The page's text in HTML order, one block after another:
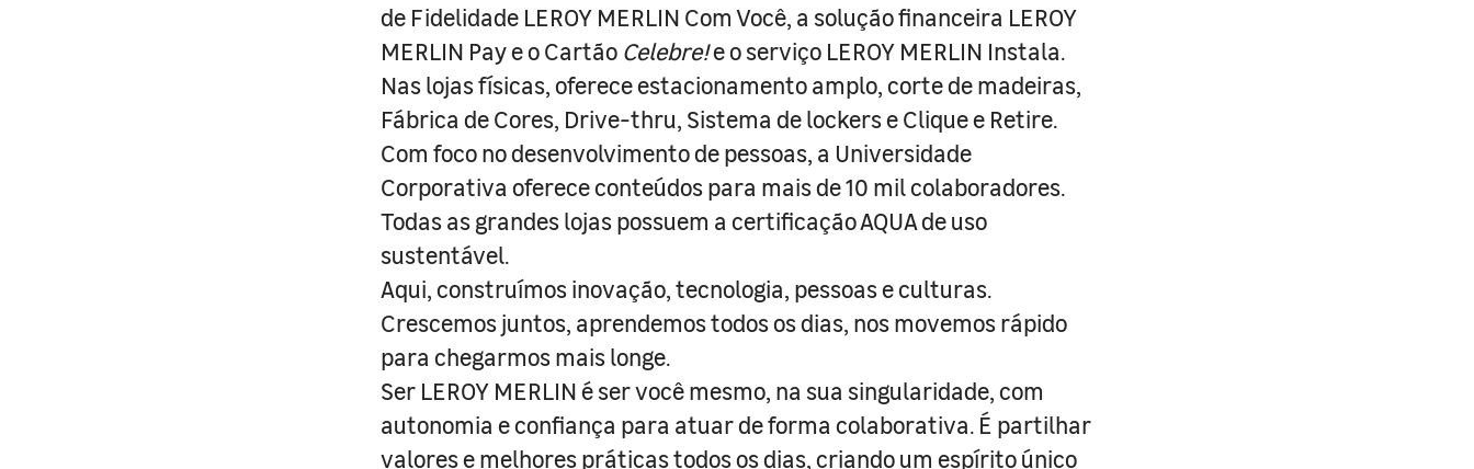
de Fidelidade LEROY MERLIN Com Você, a solução financeira LEROY
MERLIN Pay e o Cartão Celebre!e o serviço LEROY MERLIN Instala.
Nas lojas físicas, oferece estacionamento amplo, corte de madeiras,
Fábrica de Cores, Drive-thru, Sistema de lockers e Clique e Retire.
Com foco no desenvolvimento de pessoas, a Universidade
Corporativa oferece conteúdos para mais de 10 mil colaboradores.
Todas as grandes lojas possuem a certificação AQUA de uso
sustentável.
Aqui, construímos inovação, tecnologia, pessoas e culturas.
Crescemos juntos, aprendemos todos os dias, nos movemos rápido
para chegarmos mais longe.
Ser LEROY MERLIN é ser você mesmo, na sua singularidade, com
autonomia e confiança para atuar de forma colaborativa. É partilhar
valores e melhores práticas todos os dias, criando um espírito único